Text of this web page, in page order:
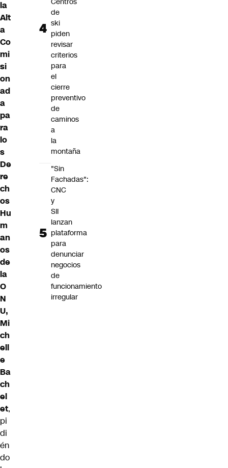
la
Alt
a
Co
mi
si
on
ad
a
pa
ra
lo
s
De
re
ch
os
Hu
m
an
os
de
la
O
N
U,
Mi
ch
ell
e
Ba
ch
el
et,
pi
di
én
do
de
ski
piden
revisar
criterios
para
el
cierre
preventivo
de
caminos
a
la
montaña
"Sin
Fachadas":
CNC
y
SII
lanzan
plataforma
para
denunciar
negocios
de
funcionamiento
irregular